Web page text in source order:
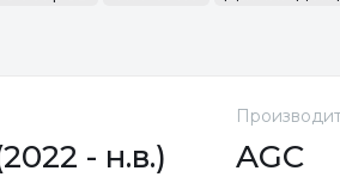
- н.в.) AGC